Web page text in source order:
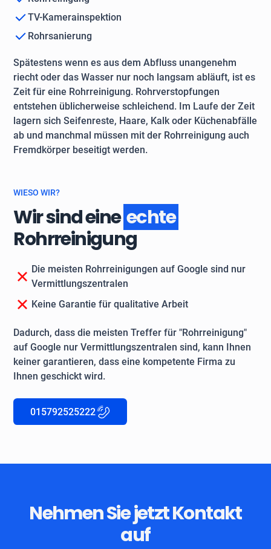
TV-Kamerainspektion
Rohrsanierung
Spätestens wenn es aus dem Abfluss unangenehm
riecht oder das Wasser nur noch langsam abläuft, ist es
Zeit für eine Rohrreinigung. Rohrverstopfungen
entstehen üblicherweise schleichend. Im Laufe der Zeit
lagern sich Seifenreste, Haare, Kalk oder Küchenabfälle
ab und manchmal müssen mit der Rohrreinigung auch
Fremdkörper beseitigt werden.
WIESO WIR?
Wir sind eineechte
Rohrreinigung
Die meisten Rohrreinigungen auf Google sind nur
Vermittlungszentralen
Keine Garantie für qualitative Arbeit
Dadurch, dass die meisten Treffer für "Rohrreinigung"
auf Google nur Vermittlungszentralen sind, kann Ihnen
keiner garantieren, dass eine kompetente Firma zu
Ihnen geschickt wird.
015792525222
Nehmen Sie jetzt Kontakt
auf